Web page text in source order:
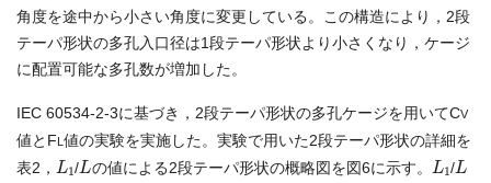
角度を途中から小さい角度に変更している。この構造により，2段
テーパ形状の多孔入口径は1段テーパ形状より小さくなり，ケージ
に配置可能な多孔数が増加した。
IEC 60534-2-3に基づき，2段テーパ形状の多孔ケージを用いてCV
値とFL 値の実験を実施した。実験で用いた2段テーパ形状の詳細を
表2， L /Lの値による2段テーパ形状の概略図を図6に示す。 L1 /L